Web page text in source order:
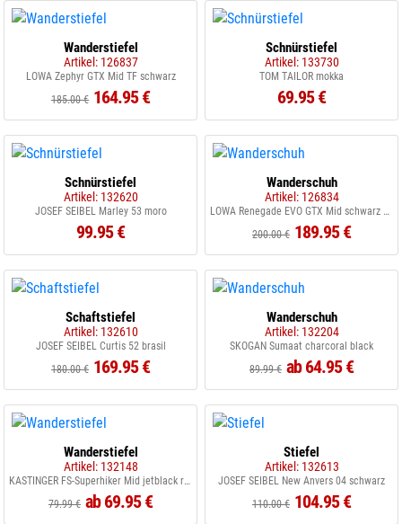
Wanderstiefel
Artikel: 126837
LOWA Zephyr GTX Mid TF schwarz
185.00 € 164.95 €
Schnürstiefel
Artikel: 133730
TOM TAILOR mokka
69.95 €
Schnürstiefel
Artikel: 132620
JOSEF SEIBEL Marley 53 moro
99.95 €
Wanderschuh
Artikel: 126834
LOWA Renegade EVO GTX Mid schwarz graphit
200.00 € 189.95 €
Schaftstiefel
Artikel: 132610
JOSEF SEIBEL Curtis 52 brasil
180.00 € 169.95 €
Wanderschuh
Artikel: 132204
SKOGAN Sumaat charcoral black
89.99 € ab 64.95 €
Wanderstiefel
Artikel: 132148
KASTINGER FS-Superhiker Mid jetblack raven
79.99 € ab 69.95 €
Stiefel
Artikel: 132613
JOSEF SEIBEL New Anvers 04 schwarz
110.00 € 104.95 €